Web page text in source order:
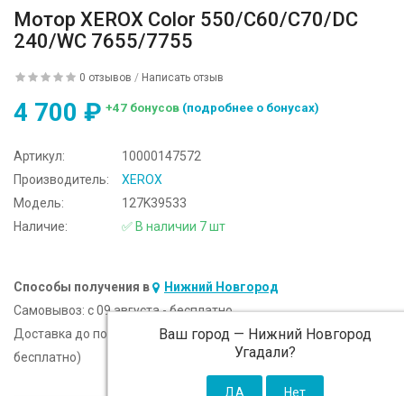
Мотор XEROX Color 550/C60/C70/DC
240/WC 7655/7755
0 отзывов / Написать отзыв
4 700 ₽ +47 бонусов (подробнее о бонусах)
Артикул:
10000147572
Производитель:
XEROX
Модель:
127K39533
Наличие:
✅ В наличии 7 шт
Способы получения в Нижний Новгород
Ваш город — Нижний Новгород
Угадали?
Самовывоз: c 09 августа - бесплатно
Доставка до подъезда:
c 09 августа - 300 ₽ (от 5 000 ₽
бесплатно)